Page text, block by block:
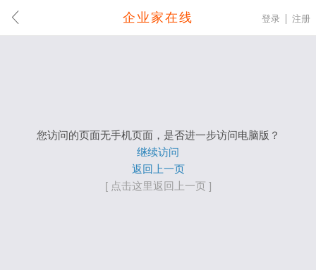
企业家在线 登录 注册
您访问的页面无手机页面，是否进一步访问电脑版？
继续访问
返回上一页
[ 点击这里返回上一页 ]